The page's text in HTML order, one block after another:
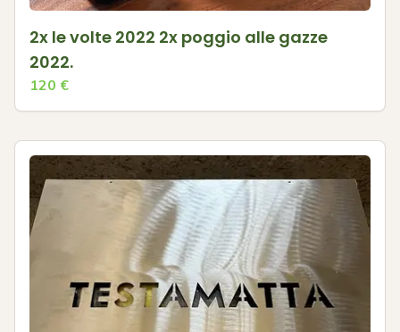
2x le volte 2022 2x poggio alle gazze
2022.
120 €